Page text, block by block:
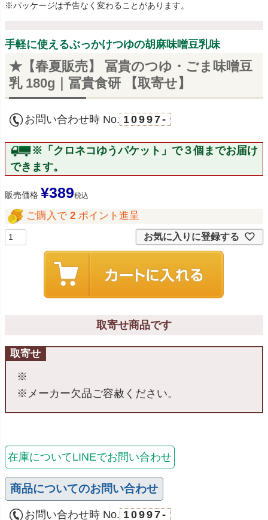
※パッケージは予告なく変わることがあります。
手軽に使えるぶっかけつゆの胡麻味噌豆乳味
★【春夏販売】 冨貴のつゆ・ごま味噌豆
乳 180g｜冨貴食研 【取寄せ】
お問い合わせ時 No. 10997-
※「クロネコゆうパケット」で３個までお届け
できます。
販売価格 ¥389税込
ご購入で 2 ポイント進呈
お気に入りに登録する
取寄せ商品です
取寄せ
※
※メーカー欠品ご容赦ください。
在庫についてLINEでお問い合わせ
商品についてのお問い合わせ
お問い合わせ時 No. 10997-